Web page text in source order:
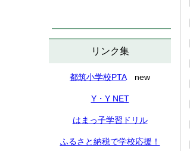
リンク集
都筑小学校PTAnew
Y・Y NET
はまっ子学習ドリル
ふるさと納税で学校応援！